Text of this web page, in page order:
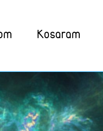
Kosaram